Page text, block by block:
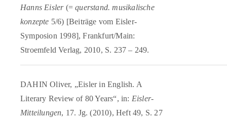
Hanns Eisler(=querstand. musikalische
konzepte 5/6) [Beiträge vom Eisler-
Symposion 1998], Frankfurt/Main:
Stroemfeld Verlag, 2010, S. 237 – 249.
DAHIN Oliver, „Eisler in English. A
Literary Review of 80 Years“, in: Eisler-
Mitteilungen, 17. Jg. (2010), Heft 49, S. 27